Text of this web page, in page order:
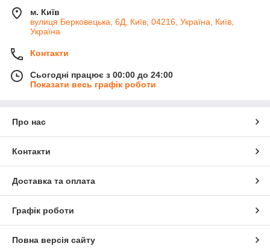
м. Київ
вулиця Берковецька, 6Д, Київ, 04216, Україна, Київ,
Україна
Контакти
Сьогодні працює з 00:00 до 24:00
Показати весь графік роботи
Про нас
Контакти
Доставка та оплата
Графік роботи
Повна версія сайту